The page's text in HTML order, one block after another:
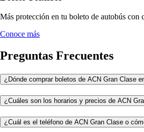
Más protección en tu boleto de autobús con
Conoce más
Preguntas Frecuentes
¿Dónde comprar boletos de ACN Gran Clase
¿Cuáles son los horarios y precios de ACN
¿Cuál es el teléfono de ACN Gran Clase o